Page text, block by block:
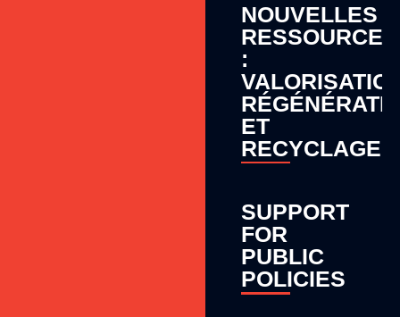
NOUVELLES
RESSOURCES
:
ET
RECYCLAGE
SUPPORT
FOR
PUBLIC
POLICIES